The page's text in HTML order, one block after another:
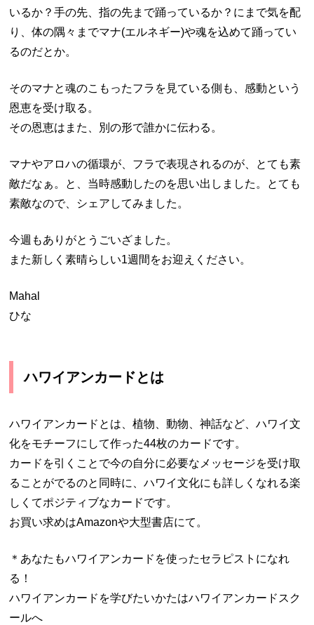
いるか？手の先、指の先まで踊っているか？にまで気を配
り、体の隅々までマナ(エルネギー)や魂を込めて踊ってい
るのだとか。
そのマナと魂のこもったフラを見ている側も、感動という
恩恵を受け取る。
その恩恵はまた、別の形で誰かに伝わる。
マナやアロハの循環が、フラで表現されるのが、とても素
敵だなぁ。と、当時感動したのを思い出しました。とても
素敵なので、シェアしてみました。
今週もありがとうごいざました。
また新しく素晴らしい1週間をお迎えください。
Mahal
ひな
ハワイアンカードとは
ハワイアンカードとは、植物、動物、神話など、ハワイ文
化をモチーフにして作った44枚のカードです。
カードを引くことで今の自分に必要なメッセージを受け取
ることがでるのと同時に、ハワイ文化にも詳しくなれる楽
しくてポジティブなカードです。
お買い求めはAmazonや大型書店にて。
＊あなたもハワイアンカードを使ったセラピストになれ
る！
ハワイアンカードを学びたいかたはハワイアンカードスク
ールへ